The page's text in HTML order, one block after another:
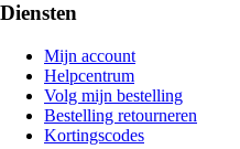
Diensten
Mijn account
Helpcentrum
Volg mijn bestelling
Bestelling retourneren
Kortingscodes